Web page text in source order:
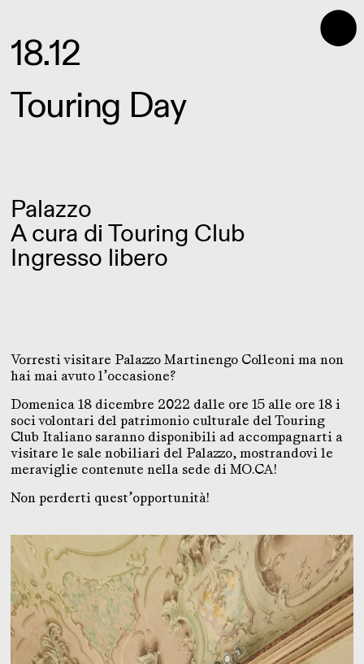
⬤
18.12
Touring Day
Palazzo
A cura di Touring Club
Ingresso libero
Vorresti visitare Palazzo Martinengo Colleoni ma non
hai mai avuto l’occasione?
Domenica 18 dicembre 2022 dalle ore 15 alle ore 18 i
soci volontari del patrimonio culturale del Touring
Club Italiano saranno disponibili ad accompagnarti a
visitare le sale nobiliari del Palazzo, mostrandovi le
meraviglie contenute nella sede di MO.CA!
Non perderti quest’opportunità!